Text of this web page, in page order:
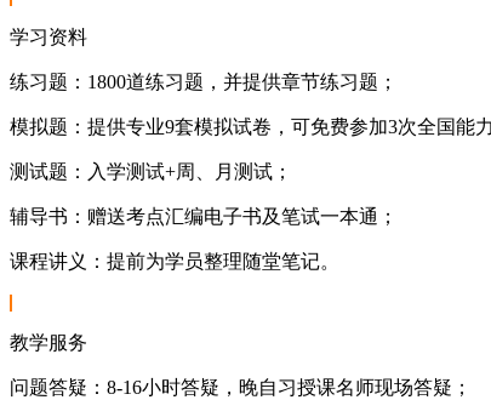
学习资料
练习题：1800道练习题，并提供章节练习题；
模拟题：提供专业9套模拟试卷，可免费参加3次全国能
测试题：入学测试+周、月测试；
辅导书：赠送考点汇编电子书及笔试一本通；
课程讲义：提前为学员整理随堂笔记。
教学服务
问题答疑：8-16小时答疑，晚自习授课名师现场答疑；